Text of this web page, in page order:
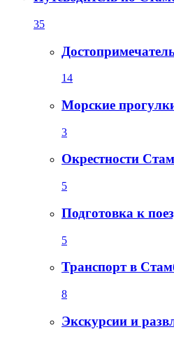
35
14
Морские
3
Окрестности
5
Подготовка к
5
Транспорт в
8
Экскурсии и